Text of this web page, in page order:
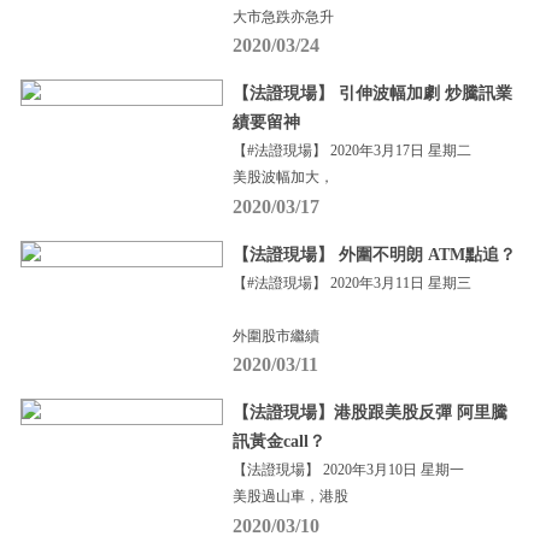
大市急跌亦急升
2020/03/24
【法證現場】 引伸波幅加劇 炒騰訊業
績要留神
【#法證現場】 2020年3月17日 星期二
美股波幅加大，
2020/03/17
【法證現場】 外圍不明朗 ATM點追？
【#法證現場】 2020年3月11日 星期三
外圍股市繼續
2020/03/11
【法證現場】港股跟美股反彈 阿里騰
訊黃金call？
【法證現場】 2020年3月10日 星期一
美股過山車，港股
2020/03/10